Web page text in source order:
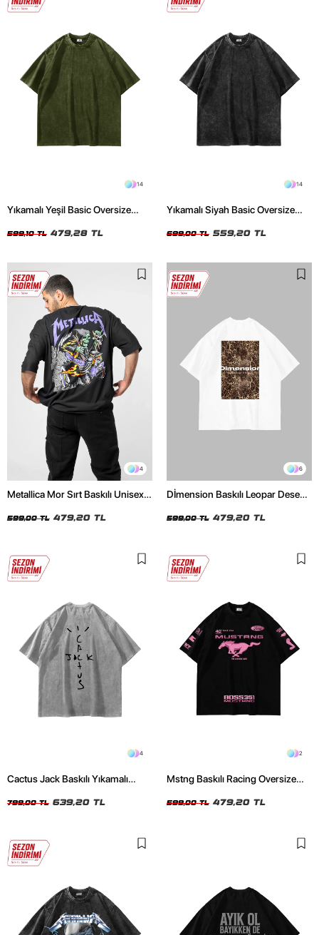
14
Yıkamalı Yeşil Basic Oversize
599,10 TL 479,28 TL
14
Yıkamalı Siyah Basic Oversize
699,00 TL 559,20 TL
4
Metallica Mor Sırt Baskılı Unisex
599,00 TL 479,20 TL
6
Dİmension Baskılı Leopar Desenli
Tshirt
599,00 TL 479,20 TL
4
Cactus Jack Baskılı Yıkamalı
799,00 TL 639,20 TL
2
Mstng Baskılı Racing Oversize
599,00 TL 479,20 TL